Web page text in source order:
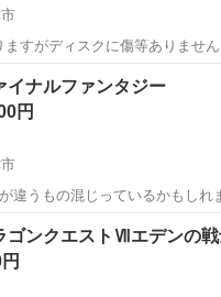
すがディスクに傷等ありません
。 近隣まで引き取りに来てく
テレビゲーム ゲーム機
イナルファンタジー
円
違うもの混じっているかもしれ
クに傷等ありません。 ゲーム
で引き取りに来てくださる方に
テレビゲーム ゲーム機
ゴンクエストⅦエデンの